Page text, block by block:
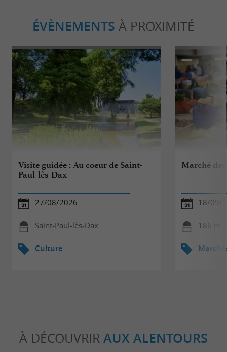
ÉVÈNEMENTS À PROXIMITÉ
Visite guidée : Au coeur de Saint-
Paul-lès-Dax
27/08/2026
Saint-Paul-lès-Dax
Culture
Marché
18/09/
186 m
À DÉCOUVRIR AUX ALENTOURS